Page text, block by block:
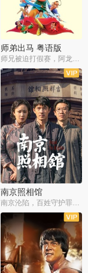
师弟出马 粤语版
师兄被迫打假赛，阿龙追查斗黑帮
南京照相馆
南京沦陷，百姓守护罪证底片